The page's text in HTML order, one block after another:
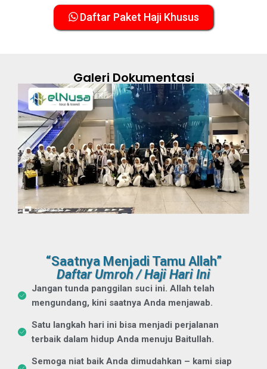
Daftar Paket Haji Khusus
Galeri Dokumentasi
“Saatnya Menjadi Tamu Allah”
Daftar Umroh / Haji Hari Ini
Jangan tunda panggilan suci ini. Allah telah
mengundang, kini saatnya Anda menjawab.
Satu langkah hari ini bisa menjadi perjalanan
terbaik dalam hidup Anda menuju Baitullah.
Semoga niat baik Anda dimudahkan – kami siap